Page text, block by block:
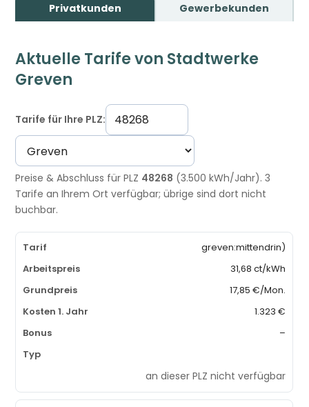
Privatkunden Gewerbekunden
Aktuelle Tarife von Stadtwerke
Greven
Tarife für Ihre PLZ:
Preise & Abschluss für PLZ 48268 (3.500 kWh/Jahr). 3
Tarife an Ihrem Ort verfügbar; übrige sind dort nicht
buchbar.
greven:mittendrin)
31,68 ct/kWh
17,85 €/Mon.
1.323 €
–
an dieser PLZ nicht verfügbar